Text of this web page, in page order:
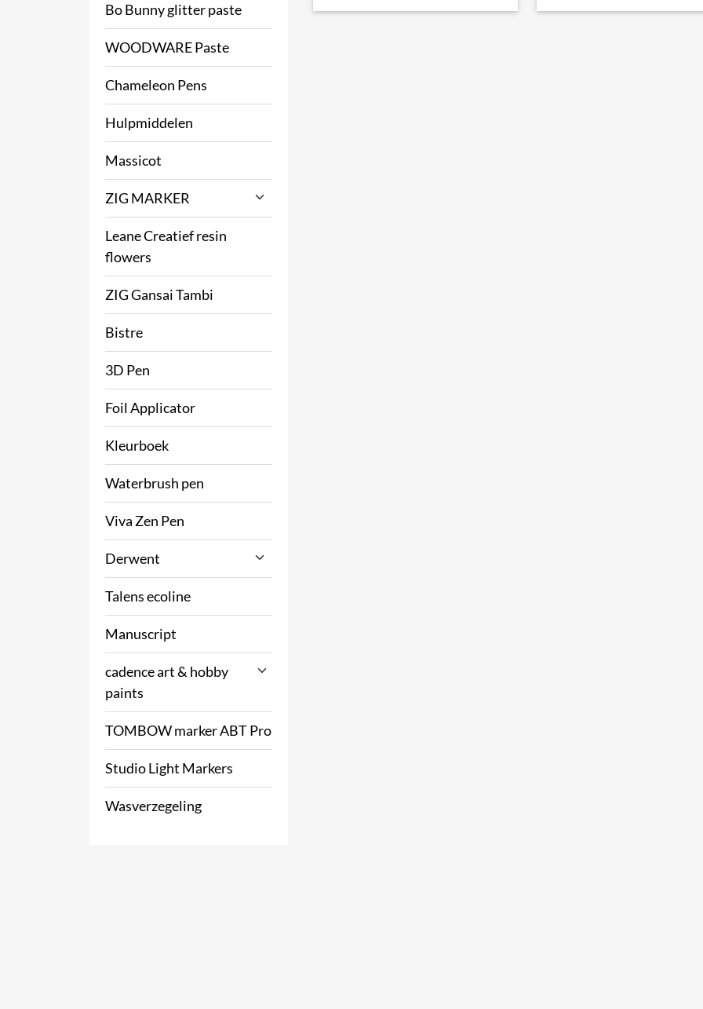
Bo Bunny glitter paste
WOODWARE Paste
Chameleon Pens
Hulpmiddelen
Massicot
ZIG MARKER
Leane Creatief resin
flowers
ZIG Gansai Tambi
Bistre
3D Pen
Foil Applicator
Kleurboek
Waterbrush pen
Viva Zen Pen
Derwent
Talens ecoline
Manuscript
cadence art & hobby
paints
TOMBOW marker ABT Pro
Studio Light Markers
Wasverzegeling